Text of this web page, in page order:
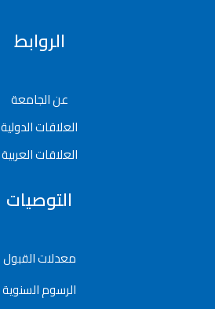
الروابط
عن الجامعة
العلاقات الدولية
العلاقات العربية
التوصيات
معدلات القبول
الرسوم السنوية